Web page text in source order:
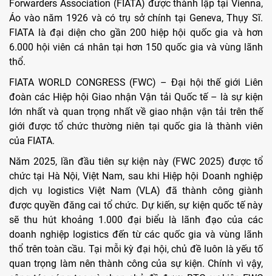
Forwarders Association (FIATA) được thành lập tại Vienna,
Áo vào năm 1926 và có trụ sở chính tại Geneva, Thụy Sĩ.
FIATA là đại diện cho gần 200 hiệp hội quốc gia và hơn
6.000 hội viên cá nhân tại hơn 150 quốc gia và vùng lãnh
thổ.
FIATA WORLD CONGRESS (FWC) – Đại hội thế giới Liên
đoàn các Hiệp hội Giao nhận Vận tải Quốc tế – là sự kiện
lớn nhất và quan trọng nhất về giao nhận vận tải trên thế
giới được tổ chức thường niên tại quốc gia là thành viên
của FIATA.
Năm 2025, lần đầu tiên sự kiện này (FWC 2025) được tổ
chức tại Hà Nội, Việt Nam, sau khi Hiệp hội Doanh nghiệp
dịch vụ logistics Việt Nam (VLA) đã thành công giành
được quyền đăng cai tổ chức. Dự kiến, sự kiện quốc tế này
sẽ thu hút khoảng 1.000 đại biểu là lãnh đạo của các
doanh nghiệp logistics đến từ các quốc gia và vùng lãnh
thổ trên toàn cầu. Tại mỗi kỳ đại hội, chủ đề luôn là yếu tố
quan trọng làm nên thành công của sự kiện. Chính vì vậy,